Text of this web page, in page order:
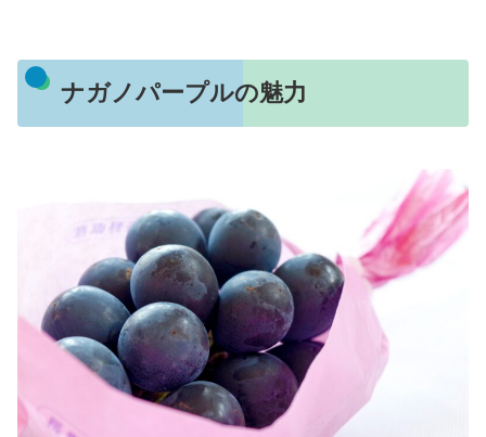
ナガノパープルの魅力